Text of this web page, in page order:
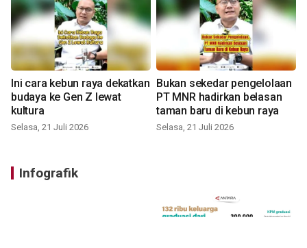
Ini cara kebun raya dekatkan
budaya ke Gen Z lewat
kultura
Selasa, 21 Juli 2026
Bukan sekedar pengelolaan
PT MNR hadirkan belasan
taman baru di kebun raya
Selasa, 21 Juli 2026
Infografik